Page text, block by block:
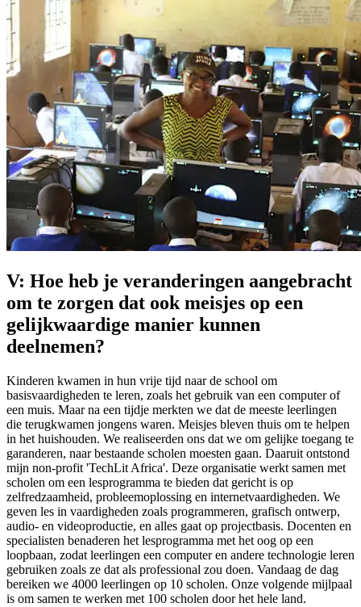
V: Hoe heb je veranderingen aangebracht
om te zorgen dat ook meisjes op een
gelijkwaardige manier kunnen
deelnemen?
Kinderen kwamen in hun vrije tijd naar de school om
basisvaardigheden te leren, zoals het gebruik van een computer of
een muis. Maar na een tijdje merkten we dat de meeste leerlingen
die terugkwamen jongens waren. Meisjes bleven thuis om te helpen
in het huishouden. We realiseerden ons dat we om gelijke toegang te
garanderen, naar bestaande scholen moesten gaan. Daaruit ontstond
mijn non-profit 'TechLit Africa'. Deze organisatie werkt samen met
scholen om een lesprogramma te bieden dat gericht is op
zelfredzaamheid, probleemoplossing en internetvaardigheden. We
geven les in vaardigheden zoals programmeren, grafisch ontwerp,
audio- en videoproductie, en alles gaat op projectbasis. Docenten en
specialisten benaderen het lesprogramma met het oog op een
loopbaan, zodat leerlingen een computer en andere technologie leren
gebruiken zoals ze dat als professional zou doen. Vandaag de dag
bereiken we 4000 leerlingen op 10 scholen. Onze volgende mijlpaal
is om samen te werken met 100 scholen door het hele land.